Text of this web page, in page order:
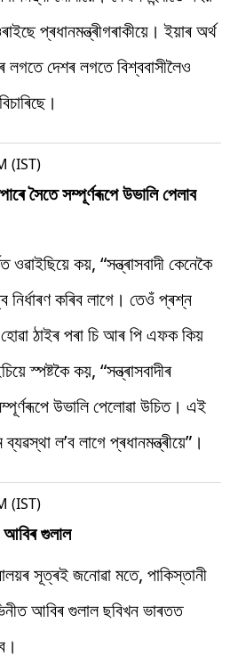
প্ৰধানমন্ত্ৰীগৰাকীয়ে। ইয়াৰ অৰ্থ
লগতে দেশৰ লগতে বিশ্ববাসীলৈও
(IST)
সৈতে সম্পূৰ্ণৰূপে উভালি পেলাব
ওৱাইছিয়ে কয়, “সন্ত্ৰাসবাদী কেনেকৈ
কৰিব লাগে। তেওঁ প্ৰশ্ন
ঠাইৰ পৰা চি আৰ পি এফক কিয়
স্পষ্টকৈ কয়, “সন্ত্ৰাসবাদীৰ
উভালি পেলোৱা উচিত। এই
ল’ব লাগে প্ৰধানমন্ত্ৰীয়ে”।
(IST)
আবিৰ গুলাল
সূত্ৰই জনোৱা মতে, পাকিস্তানী
আবিৰ গুলাল ছবিখন ভাৰতত